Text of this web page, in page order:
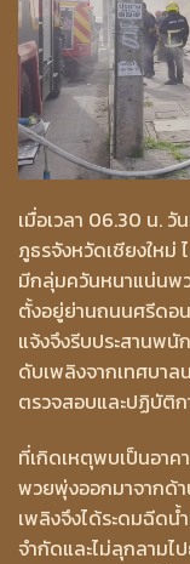
เมื่อเวลา 06.30 น.
ภูธรจังหวัดเชียงใหม่
มีกลุ่มควันหนาแน่นพ
ตั้งอยู่ย่านถนนศรีดอน
แจ้งจึงรีบประสานพนั
ดับเพลิงจากเทศบาล
ตรวจสอบและปฏิบัติก
ที่เกิดเหตุพบเป็นอา
พวยพุ่งออกมาจากด้า
เพลิงจึงได้ระดมฉีดน้
จำกัดและไม่ลุกลามไ